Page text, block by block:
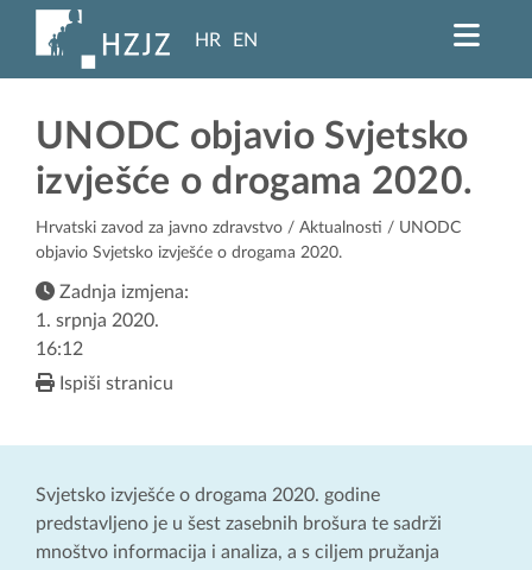
HR EN
UNODC objavio Svjetsko
izvješće o drogama 2020.
Hrvatski zavod za javno zdravstvo / Aktualnosti / UNODC
objavio Svjetsko izvješće o drogama 2020.
Zadnja izmjena:
1. srpnja 2020.
16:12
Ispiši stranicu
Svjetsko izvješće o drogama 2020. godine
predstavljeno je u šest zasebnih brošura te sadrži
mnoštvo informacija i analiza, a s ciljem pružanja